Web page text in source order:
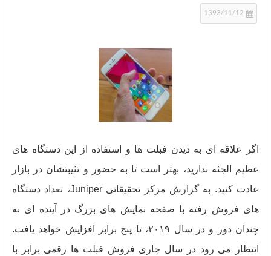
اگر علاقه ای به دیدن فبلت ها و استفاده از این دستگاه های
عظیم الجثه ندارید، بهتر است تا به حضور و تثیبتشان در بازار
عادت کنید. به گزارش مرکز تحقیقاتی Juniper، تعداد دستگاه
های فروش رفته با صفحه نمایش های بزرگ در آینده ای نه
چندان دور و در سال ۲۰۱۹، تا پنج برابر افزایش خواهد یافت.
انتظار می رود در سال جاری فروش فبلت ها رقمی برابر با